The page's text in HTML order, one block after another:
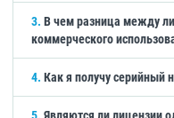
3. В чем разница между
коммерческого
4. Как я получу серийный